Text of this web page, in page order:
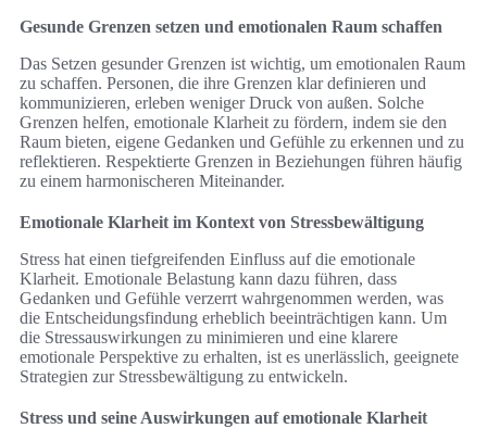
Gesunde Grenzen setzen und emotionalen Raum schaffen
Das Setzen gesunder Grenzen ist wichtig, um emotionalen Raum
zu schaffen. Personen, die ihre Grenzen klar definieren und
kommunizieren, erleben weniger Druck von außen. Solche
Grenzen helfen, emotionale Klarheit zu fördern, indem sie den
Raum bieten, eigene Gedanken und Gefühle zu erkennen und zu
reflektieren. Respektierte Grenzen in Beziehungen führen häufig
zu einem harmonischeren Miteinander.
Emotionale Klarheit im Kontext von Stressbewältigung
Stress hat einen tiefgreifenden Einfluss auf die emotionale
Klarheit. Emotionale Belastung kann dazu führen, dass
Gedanken und Gefühle verzerrt wahrgenommen werden, was
die Entscheidungsfindung erheblich beeinträchtigen kann. Um
die Stressauswirkungen zu minimieren und eine klarere
emotionale Perspektive zu erhalten, ist es unerlässlich, geeignete
Strategien zur Stressbewältigung zu entwickeln.
Stress und seine Auswirkungen auf emotionale Klarheit